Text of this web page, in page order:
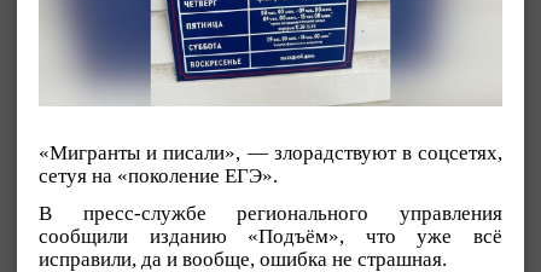
«Мигранты и писали», — злорадствуют в соцсетях,
сетуя на «поколение ЕГЭ».
В пресс-службе регионального управления
сообщили изданию «Подъём», что уже всё
исправили, да и вообще, ошибка не страшная.